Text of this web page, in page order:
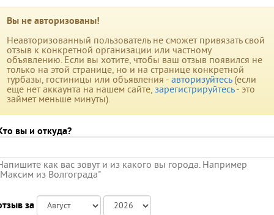
Вы не авторизованы!
Неавторизованный пользователь не сможет привязать свой
отзыв к конкретной организации или частному
объявлению. Если вы хотите, чтобы ваш отзыв появился не
только на этой странице, но и на странице конкретной
турбазы, гостиницы или объявления - авторизуйтесь(если
еще нет аккаунта на нашем сайте, зарегистрируйтесь- это
займет меньше минуты).
вы и откуда?
как вас зовут и из какого вы города. Например
из Волгограда"
за